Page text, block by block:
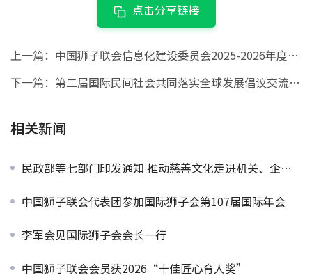
点击分享链接
上一篇： 中国狮子联会信息化建设委员会2025-2026年度第一次工作会议顺利召开
下一篇： 第二届国际民间社会共同落实全球发展倡议交流大会成果和配套活动清单
相关新闻
民政部等七部门印发通知 推动慈善文化走进机关、企业、乡村、社区、家庭
中国狮子联会代表团参加国际狮子会第107届国际年会
李军会见国际狮子会会长一行
中国狮子联会会员获2026“十佳匠心育人奖”